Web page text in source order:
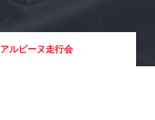
アルピーヌ走行会